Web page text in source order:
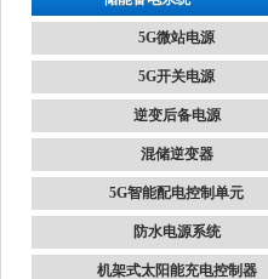
5G微站电源
5G开关电源
逆变后备电源
混储逆变器
5G智能配电控制单元
防水电源系统
机架式太阳能充电控制器